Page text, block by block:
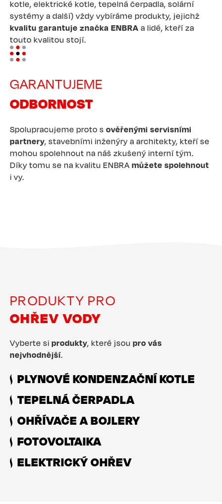
kotle, elektrické kotle, tepelná čerpadla, solární
systémy a další) vždy vybíráme produkty, jejichž
kvalitu garantuje značka ENBRA a lidé, kteří za
touto kvalitou stojí.
Image
GARANTUJEME
ODBORNOST
Spolupracujeme proto s ověřenými servisními
partnery, stavebními inženýry a architekty, kteří se
mohou spolehnout na náš zkušený interní tým.
Díky tomu se na kvalitu ENBRA můžete spolehnout
i vy.
PRODUKTY PRO
OHŘEV VODY
Vyberte si produkty, které jsou pro vás
nejvhodnější.
PLYNOVÉ KONDENZAČNÍ KOTLE
TEPELNÁ ČERPADLA
OHŘÍVAČE A BOJLERY
FOTOVOLTAIKA
ELEKTRICKÝ OHŘEV